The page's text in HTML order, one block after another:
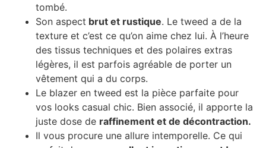
tombé.
Son aspect brut et rustique. Le tweed a de la
texture et c’est ce qu’on aime chez lui. À l’heure
des tissus techniques et des polaires extras
légères, il est parfois agréable de porter un
vêtement qui a du corps.
Le blazer en tweed est la pièce parfaite pour
vos looks casual chic. Bien associé, il apporte la
juste dose de raffinement et de décontraction.
Il vous procure une allure intemporelle. Ce qui